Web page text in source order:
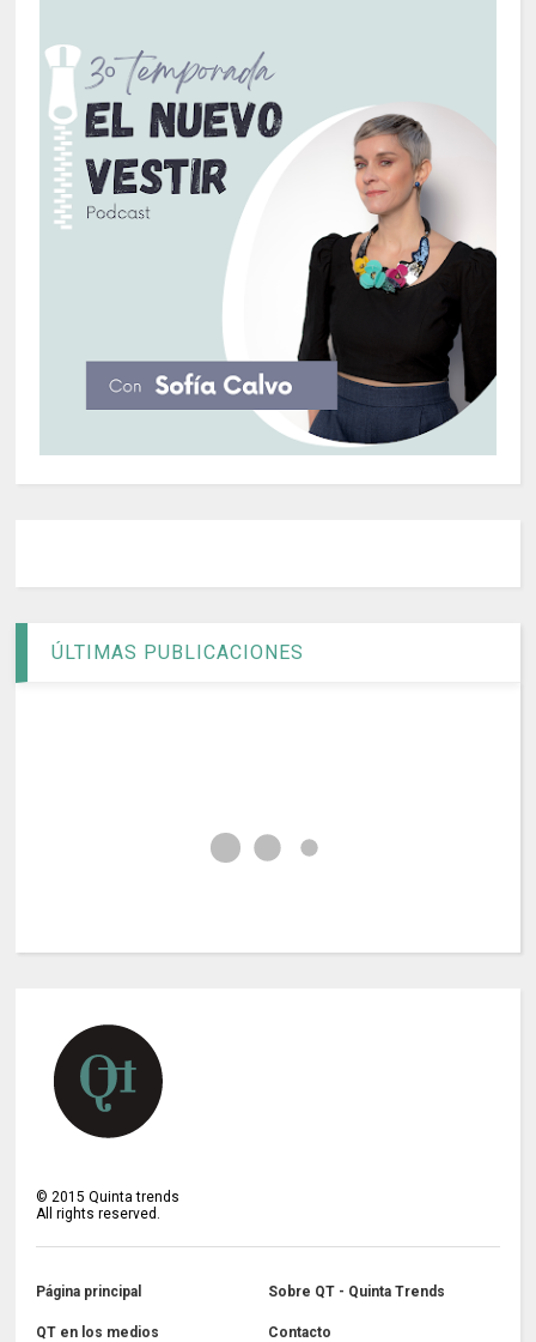
ÚLTIMAS PUBLICACIONES
© 2015 Quinta trends
All rights reserved.
Página principal Sobre QT - Quinta Trends
QT en los medios Contacto